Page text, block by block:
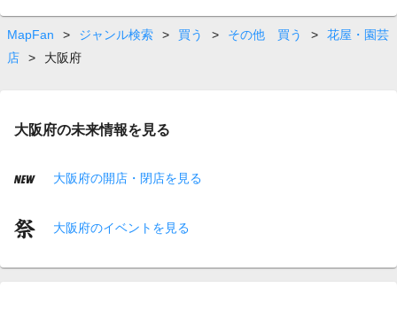
MapFan > ジャンル検索 > 買う > その他 買う >
花屋・園芸
店
> 大阪府
大阪府の未来情報を見る
大阪府の開店・閉店を見る
大阪府のイベントを見る